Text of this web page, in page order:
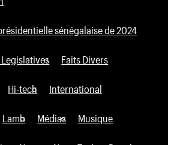
sénégalaise de 2024
Faits Divers
Hi-tech International
Lamb Médias Musique